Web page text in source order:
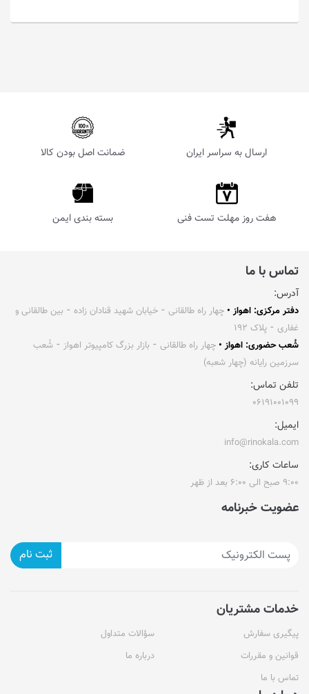
ارسال به سراسر ایران ضمانت اصل بودن کالا
هفت روز مهلت تست فنی بسته بندی ایمن
تماس با ما
آدرس:
دفتر مرکزی: اهواز • چهار راه طالقانی ⁃ خیابان شهید قنادان زاده ⁃ بین طالقانی و
غفاری ⁃ پلاک ۱۹۲
شُعب حضوری: اهواز • چهار راه طالقانی ⁃ بازار بزرگ کامپیوتر اهواز ⁃ شُعب
سرزمین رایانه (چهار شعبه)
تلفن تماس:
۰۶۱۹۱۰۰۱۰۹۹
ایمیل:
info@rinokala.com
ساعات کاری:
۹:۰۰ صبح الی ۶:۰۰ بعد از ظهر
عضویت خبرنامه
ثبت نام
خدمات مشتریان
پیگیری سفارش
سؤالات متداول
قوانین و مقررات
درباره ما
تماس با ما